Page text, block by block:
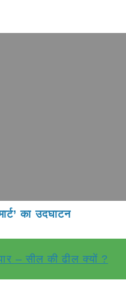
का उदघाटन
– सील की ढील क्यों ?